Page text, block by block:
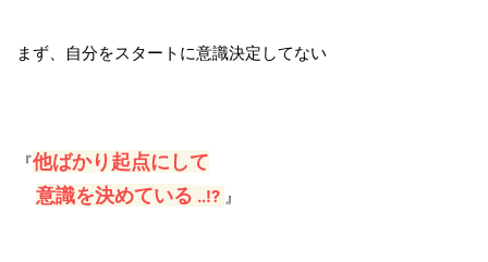
まず、自分をスタートに意識決定してない
『他ばかり起点にして
意識を決めている ‥⁉ 』